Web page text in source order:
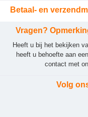
Betaal- en
Vragen?
Heeft u bij het bekijken
heeft u behoefte aan
contact met
Volg